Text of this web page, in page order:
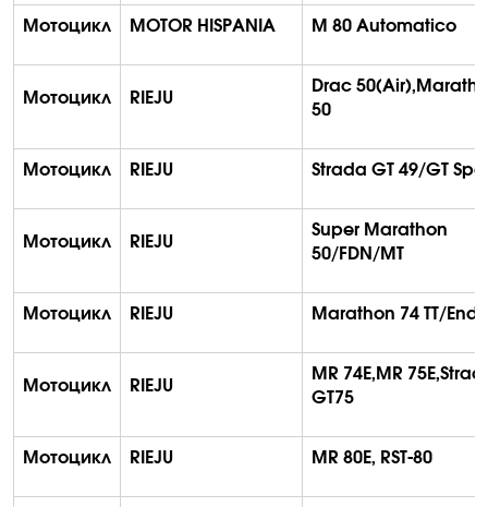
Мотоцикл MOTOR HISPANIA M 80 Automatico
Мотоцикл RIEJU
Drac 50(Air),
50
Мотоцикл RIEJU Strada GT 49/GT
Мотоцикл RIEJU
Super Marathon
50/FDN/MT
Мотоцикл RIEJU Marathon 74 TT/
Мотоцикл RIEJU
MR 74E,MR
GT75
Мотоцикл RIEJU MR 80E, RST-80